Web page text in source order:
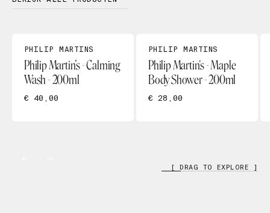
PHILIP MARTINS
Philip Martin’s - Calming
Wash - 200ml
€ 40,00
PHILIP MARTINS
Philip Martin's - Maple
Body Shower - 200ml
€ 28,00
[ DRAG TO EXPLORE ]